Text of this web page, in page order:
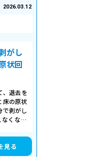
2026.03.12
がし
状回
、退去を
床の原状
で剥がし
くなっ
見る